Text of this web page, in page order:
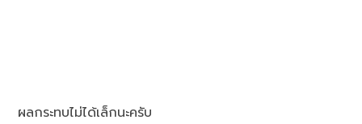
ผลกระทบไม่ได้เล็กนะครับ